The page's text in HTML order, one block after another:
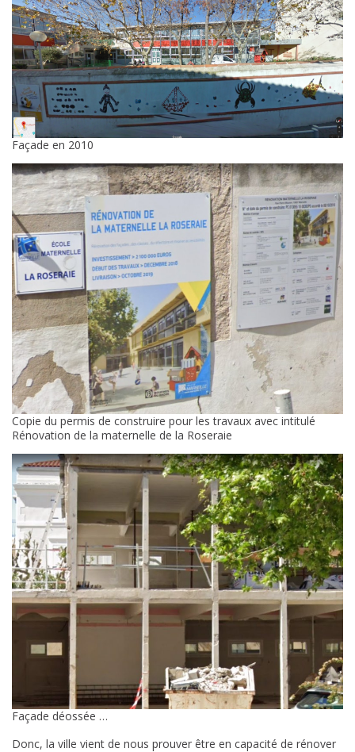
Façade en 2010
Copie du permis de construire pour les travaux avec intitulé
Rénovation de la maternelle de la Roseraie
Façade déossée …
Donc, la ville vient de nous prouver être en capacité de rénover